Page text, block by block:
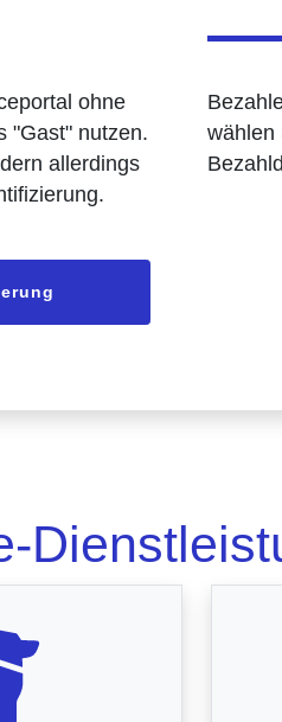
ohne
"Gast" nutzen.
allerdings
wählen